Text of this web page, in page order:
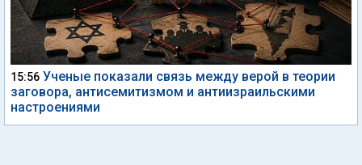
15:56 Ученые показали связь между верой в теории
заговора, антисемитизмом и антиизраильскими
настроениями